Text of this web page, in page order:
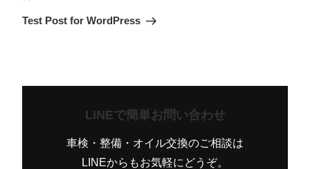
ー
ン
の
Test Post for WordPress
LINEで簡単お問い合わせ
車検・整備・オイル交換のご相談は
LINEからもお気軽にどうぞ。